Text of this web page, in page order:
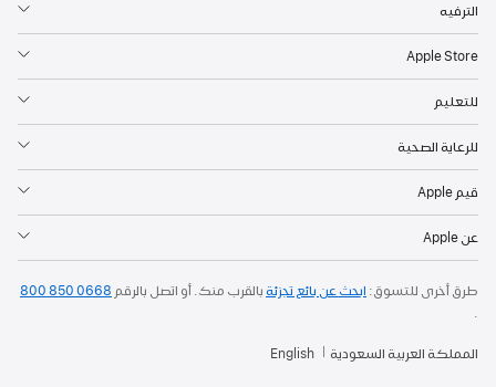
الترفيه
Apple Store
للتعليم
للرعاية الصحية
قيم Apple
عن Apple
طرق أخرى للتسوق: ابحث عن بائع تجزئة بالقرب منك. أو اتصل بالرقم 800 850 0668
.
المملكة العربية السعودية English